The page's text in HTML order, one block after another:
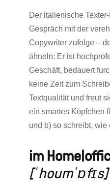
Der italienische
Gespräch mit der
Copywriter zufolge –
ähneln: Er ist
Geschäft, bedauert
keine Zeit zum
Textqualität und freut
ein smartes Köpfchen
und b) so schreibt, wie
im
[ˈhoumˈɒfɪs]